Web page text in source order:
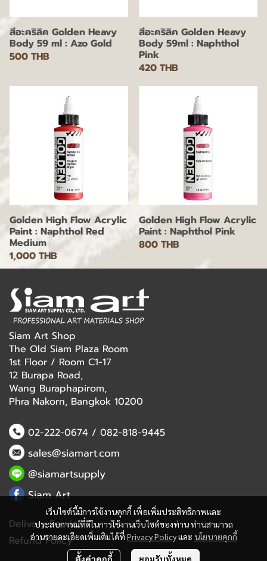
สีอะคริลิค Golden Heavy
Body 59 ml : Azo Gold
500 THB
สีอะคริลิค Golden Heavy
Body 59ml : Naphthol
Pink
420 THB
Golden High Flow Acrylic
Paint : Naphthol Red
Medium
1,000 THB
Golden High Flow Acrylic
Paint : Naphthol Pink
800 THB
เว็บไซต์นี้มีการใช้งานคุกกี้ เพื่อเพิ่มประสิทธิภาพและ
ประสบการณ์ที่ดีในการใช้งานเว็บไซต์ของท่าน ท่านสามารถ
อ่านรายละเอียดเพิ่มเติมได้ที่ Privacy Policyและ นโยบายคุกกี้
ตั้งค่าคุกกี้ ยอมรับทั้งหมด
Siam Art Shop
The Old Siam Plaza Room
1st Floor / Room C1-17
12 Burapa Road,
Wang Buraphapirom,
Phra Nakorn, Bangkok 10200
02-222-0674/ 082-818-9445
sales@siamart.com
@siamartsupply
Siam Art
Delivery Service
Refund Policy